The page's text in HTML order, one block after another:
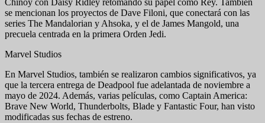
se mencionan los proyectos de Dave Filoni, que conectará con las
series The Mandalorian y Ahsoka, y el de James Mangold, una
precuela centrada en la primera Orden Jedi.
Marvel Studios
En Marvel Studios, también se realizaron cambios significativos, ya
que la tercera entrega de Deadpool fue adelantada de noviembre a
mayo de 2024. Además, varias películas, como Captain America:
Brave New World, Thunderbolts, Blade y Fantastic Four, han visto
modificadas sus fechas de estreno.